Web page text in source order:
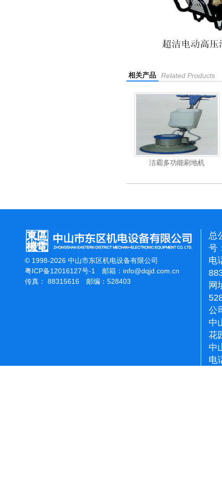
相关产品 Related Products
洁霸多功能刷地机
© 1998-2026 中山市东区机电设备有限公司
粤ICP备12016127号-1
邮箱： info@dqjd.com.cn
传真： 88315616 邮编：528403
总
号
电
网
公
中
花
中
电